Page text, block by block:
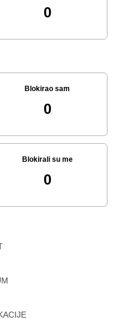
0
Blokirao sam
0
Blokirali su me
0